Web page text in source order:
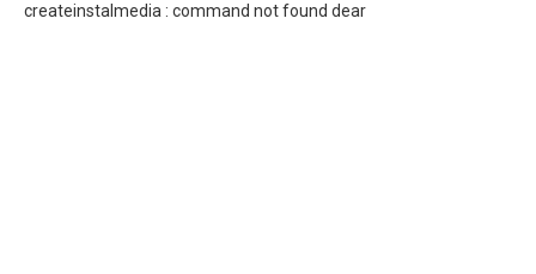
createinstalmedia : command not found dear